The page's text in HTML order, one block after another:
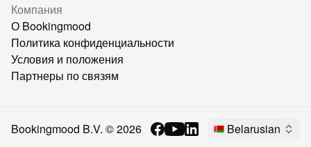
Компания
О Bookingmood
Политика конфиденциальности
Условия и положения
Партнеры по связям
Bookingmood B.V. ©2026 Belarusian